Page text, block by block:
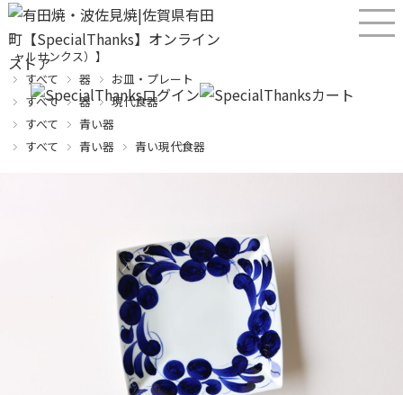
産直！有田焼、波佐見焼オンラインショップ【SPECIALTHANKS（スペシ
ャルサンクス）】
すべて
器
お皿・プレート
すべて
器
現代食器
すべて
青い器
すべて
青い器 青い現代食器